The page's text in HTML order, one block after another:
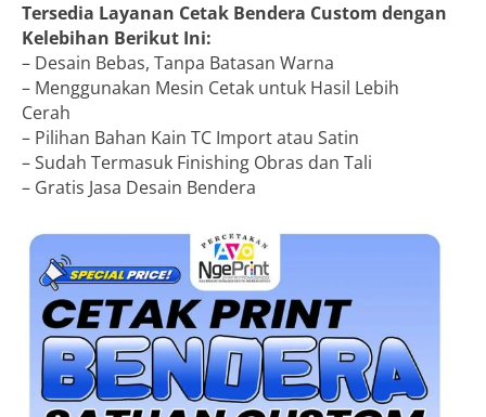
Tersedia Layanan Cetak Bendera Custom dengan
Kelebihan Berikut Ini:
– Desain Bebas, Tanpa Batasan Warna
– Menggunakan Mesin Cetak untuk Hasil Lebih
Cerah
– Pilihan Bahan Kain TC Import atau Satin
– Sudah Termasuk Finishing Obras dan Tali
– Gratis Jasa Desain Bendera